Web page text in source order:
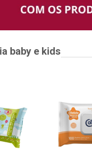
baby e kids